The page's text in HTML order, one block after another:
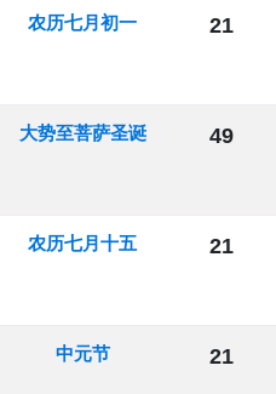
农历七月初一 21
大势至菩萨圣诞 49
农历七月十五 21
中元节 21